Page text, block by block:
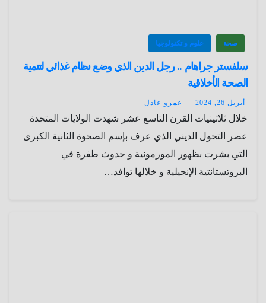
صحة علوم و تكنولوجيا
سلفستر جراهام .. رجل الدين الذي وضع نظام غذائي لتنمية
الصحة الأخلاقية
أبريل 26, 2024 عمرو عادل
خلال ثلاثينيات القرن التاسع عشر شهدت الولايات المتحدة
عصر التحول الديني الذي عرف بإسم الصحوة الثانية الكبرى
التي بشرت بظهور المورمونية و حدوث طفرة في
البروتستانتية الإنجيلية و خلالها توافد…